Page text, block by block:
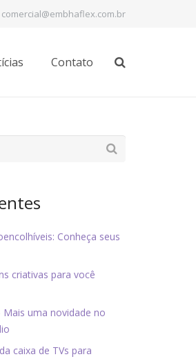
comercial@embhaflex.com.br
Contato
Conheça seus
criativas para você
Mais uma novidade no
caixa de TVs para